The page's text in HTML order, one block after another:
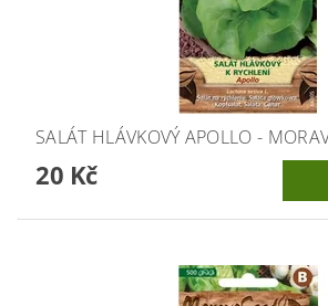
SALÁT HLÁVKOVÝ APOLLO -
20 Kč